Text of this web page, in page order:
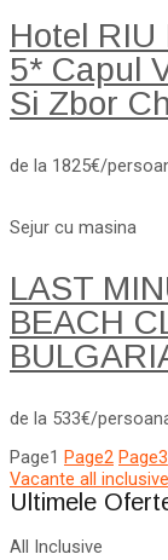
Hotel RIU
5* Capul
Si Zbor
de la 1825€/
Sejur cu masina
LAST
BEACH
de la 533€/
Page1 Page2 Page3
Vacante all inclusive
Ultimele
All Inclusive